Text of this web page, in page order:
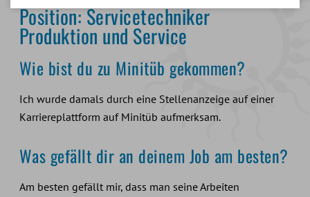
Position: Servicetechniker
Produktion und Service
Wie bist du zu Minitüb gekommen?
Ich wurde damals durch eine Stellenanzeige auf einer
Karriereplattform auf Minitüb aufmerksam.
Was gefällt dir an deinem Job am besten?
Am besten gefällt mir, dass man seine Arbeiten